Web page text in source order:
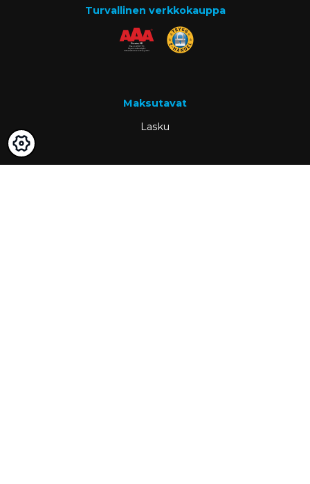
Turvallinen verkkokauppa
Maksutavat
Lasku